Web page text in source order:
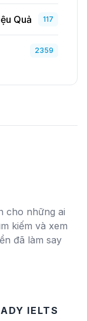
Quả 117
2359
cho những ai
kiếm và xem
đã làm say
IELTS